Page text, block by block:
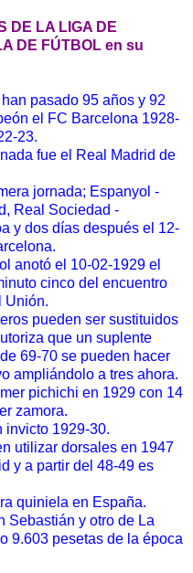
DE LA LIGA DE
DE FÚTBOL en su
pasado 95 años y 92
el FC Barcelona 1928-
23.
fue el Real Madrid de
jornada; Espanyol -
Real Sociedad -
y dos días después el 12-
anotó el 10-02-1929 el
cinco del encuentro
Unión.
pueden ser sustituidos
que un suplente
69-70 se pueden hacer
ampliándolo a tres ahora.
pichichi en 1929 con 14
zamora.
invicto 1929-30.
utilizar dorsales en 1947
y a partir del 48-49 es
quiniela en España.
Sebastián y otro de La
9.603 pesetas de la época